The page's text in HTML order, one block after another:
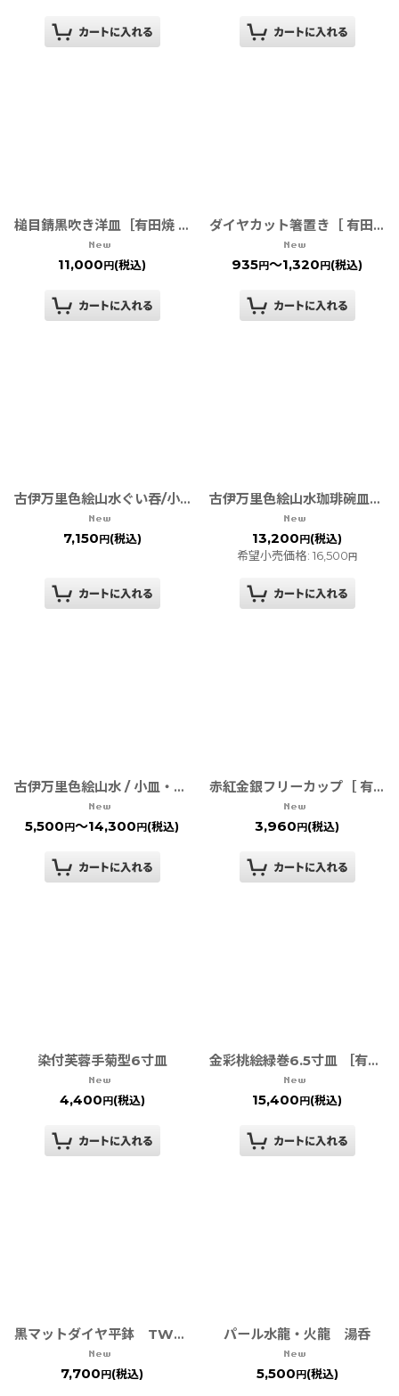
槌目錆黒吹き洋皿［有田焼 李荘窯］
11,000円(税込)
ダイヤカット箸置き［ 有田焼 ］
935円～1,320円(税込)
古伊万里色絵山水ぐい吞/小煎茶［ 有田焼 幸楽窯 ］
7,150円(税込)
古伊万里色絵山水珈琲碗皿［ 有田焼 幸楽窯 ］
13,200円(税込)
希望小売価格: 16,500円
古伊万里色絵山水 / 小皿・中皿・大皿［ 有田焼 幸楽窯 ］
5,500円～14,300円(税込)
赤紅金銀フリーカップ［ 有田焼 ］
3,960円(税込)
染付芙蓉手菊型6寸皿
4,400円(税込)
金彩桃絵緑巻6.5寸皿 ［有田焼 徳幸窯］
15,400円(税込)
黒マットダイヤ平鉢 TWFテーブルウェアフェスティバル
7,700円(税込)
パール水龍・火龍 湯呑
5,500円(税込)